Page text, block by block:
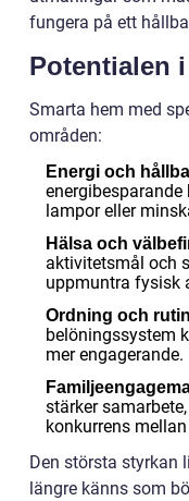
fungera på ett
Potentialen
Smarta hem med
områden:
Energi och
lampor eller
Hälsa och
aktivitetsmål och
uppmuntra fysisk
Ordning och
belöningssystem
mer engagerande.
stärker
konkurrens
Den största styrkan
längre känns som